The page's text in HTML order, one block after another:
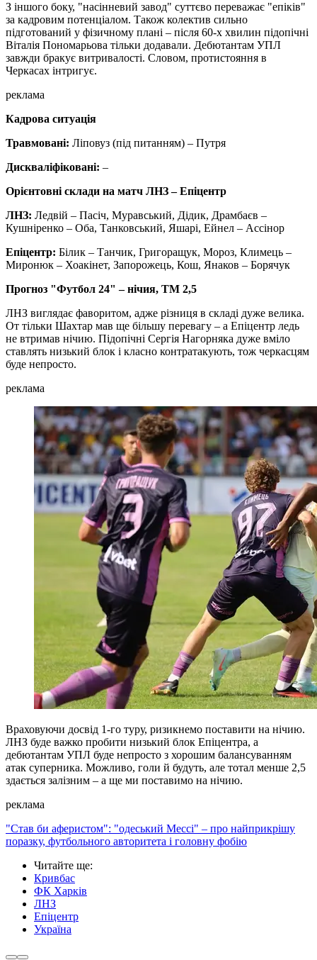
З іншого боку, "насінневий завод" суттєво переважає "епіків"
за кадровим потенціалом. Також колектив сильно
підготований у фізичному плані – після 60-х хвилин підопічні
Віталія Пономарьова тільки додавали. Дебютантам УПЛ
завжди бракує витривалості. Словом, протистояння в
Черкасах інтригує.
реклама
Кадрова ситуація
Травмовані: Ліповуз (під питанням) – Путря
Дискваліфіковані: –
Орієнтовні склади на матч ЛНЗ – Епіцентр
ЛНЗ: Ледвій – Пасіч, Муравський, Дідик, Драмбаєв –
Кушніренко – Оба, Танковський, Яшарі, Ейнел – Ассінор
Епіцентр: Білик – Танчик, Григоращук, Мороз, Климець –
Миронюк – Хоакінет, Запорожець, Кош, Янаков – Борячук
Прогноз "Футбол 24" – нічия, ТМ 2,5
ЛНЗ виглядає фаворитом, адже різниця в складі дуже велика.
От тільки Шахтар мав ще більшу перевагу – а Епіцентр ледь
не втримав нічию. Підопічні Сергія Нагорняка дуже вміло
ставлять низький блок і класно контратакують, тож черкасцям
буде непросто.
реклама
Враховуючи досвід 1-го туру, ризикнемо поставити на нічию.
ЛНЗ буде важко пробити низький блок Епіцентра, а
дебютантам УПЛ буде непросто з хорошим балансуванням
атак суперника. Можливо, голи й будуть, але тотал менше 2,5
здається залізним – а ще ми поставимо на нічию.
реклама
"Став би аферистом": "одеський Мессі" – про найприкрішу
поразку, футбольного авторитета і головну фобію
Читайте ще:
Кривбас
ФК Харків
ЛНЗ
Епіцентр
Україна